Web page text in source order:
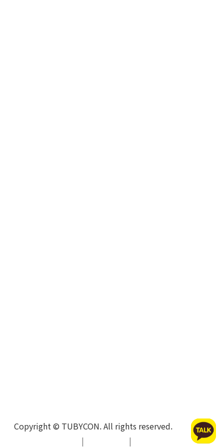
Copyright © TUBYCON. All rights reserved.
| | 환불 및 반품 정책